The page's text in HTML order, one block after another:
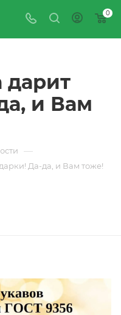
0
дарит
и Вам
—
Да-да, и Вам тоже!